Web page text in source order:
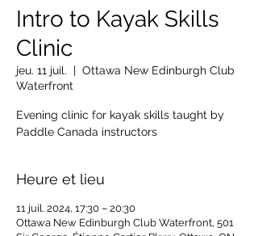
Intro to Kayak Skills
Clinic
jeu. 11 juil.
  |
Ottawa New Edinburgh Club
Waterfront
Evening clinic for kayak skills taught by
Paddle Canada instructors
Heure et lieu
11 juil. 2024, 17:30 – 20:30
Ottawa New Edinburgh Club Waterfront, 501